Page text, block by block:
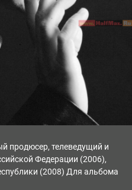
продюсер, телеведущий и
Федерации (2006),
(2008) Для альбома